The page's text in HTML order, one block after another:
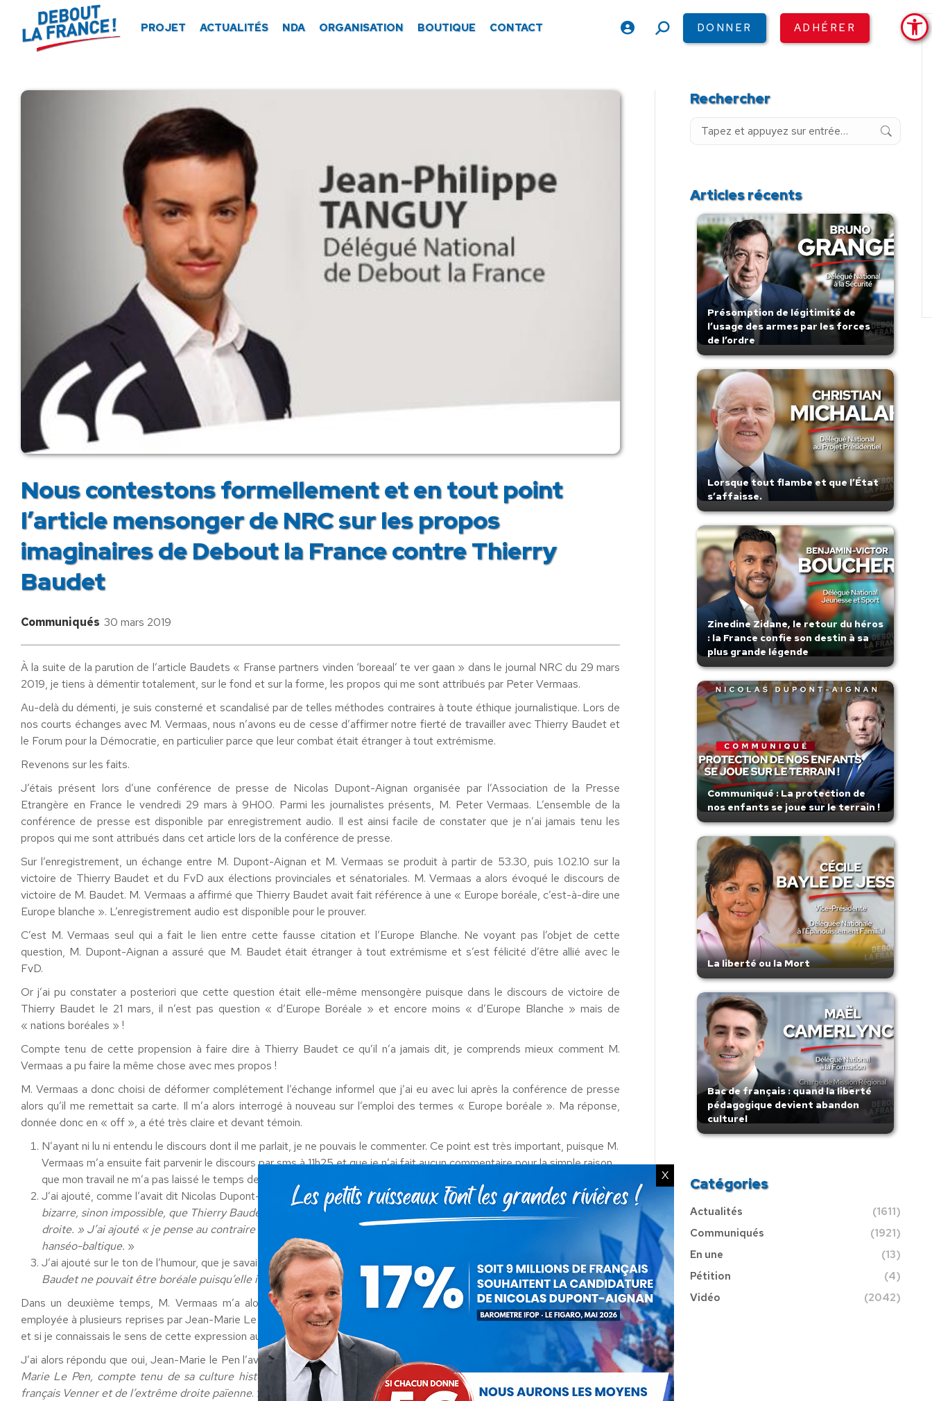
PROJET ACTUALITÉS NDA ORGANISATION BOUTIQUE CONTACT
RechercheDONNER ADHÉRER
Nous contestons formellement et en tout point
l’article mensonger de NRC sur les propos
imaginaires de Debout la France contre Thierry
Baudet
Communiqués 30 mars 2019
À la suite de la parution de l’article Baudets « Franse partners vinden ‘boreaal’ te ver gaan » dans le journal NRC du 29 mars
2019, je tiens à démentir totalement, sur le fond et sur la forme, les propos qui me sont attribués par Peter Vermaas.
Au-delà du démenti, je suis consterné et scandalisé par de telles méthodes contraires à toute éthique journalistique. Lors de
nos courts échanges avec M. Vermaas, nous n’avons eu de cesse d’affirmer notre fierté de travailler avec Thierry Baudet et
le Forum pour la Démocratie, en particulier parce que leur combat était étranger à tout extrémisme.
Revenons sur les faits.
J’étais présent lors d’une conférence de presse de Nicolas Dupont-Aignan organisée par l’Association de la Presse
Etrangère en France le vendredi 29 mars à 9H00. Parmi les journalistes présents, M. Peter Vermaas. L’ensemble de la
conférence de presse est disponible par enregistrement audio. Il est ainsi facile de constater que je n’ai jamais tenu les
propos qui me sont attribués dans cet article lors de la conférence de presse.
Sur l’enregistrement, un échange entre M. Dupont-Aignan et M. Vermaas se produit à partir de 53.30, puis 1.02.10 sur la
victoire de Thierry Baudet et du FvD aux élections provinciales et sénatoriales. M. Vermaas a alors évoqué le discours de
victoire de M. Baudet. M. Vermaas a affirmé que Thierry Baudet avait fait référence à une « Europe boréale, c’est-à-dire une
Europe blanche ». L’enregistrement audio est disponible pour le prouver.
C’est M. Vermaas seul qui a fait le lien entre cette fausse citation et l’Europe Blanche. Ne voyant pas l’objet de cette
question, M. Dupont-Aignan a assuré que M. Baudet était étranger à tout extrémisme et s’est félicité d’être allié avec le
FvD.
Or j’ai pu constater a posteriori que cette question était elle-même mensongère puisque dans le discours de victoire de
Thierry Baudet le 21 mars, il n’est pas question « d’Europe Boréale » et encore moins « d’Europe Blanche » mais de
« nations boréales » !
Compte tenu de cette propension à faire dire à Thierry Baudet ce qu’il n’a jamais dit, je comprends mieux comment M.
Vermaas a pu faire la même chose avec mes propos !
M. Vermaas a donc choisi de déformer complétement l’échange informel que j’ai eu avec lui après la conférence de presse
alors qu’il me remettait sa carte. Il m’a alors interrogé à nouveau sur l’emploi des termes « Europe boréale ». Ma réponse,
donnée donc en « off », a été très claire et devant témoin.
N’ayant ni lu ni entendu le discours dont il me parlait, je ne pouvais le commenter. Ce point est très important, puisque M.
Vermaas m’a ensuite fait parvenir le discours par sms à 11h25 et que je n’ai fait aucun commentaire pour la simple raison
que mon travail ne m’a pas laissé le temps de le lire.
J’ai ajouté, comme l’avait dit Nicolas Dupont-Aignan lors de la conférence de presse, qu’il était à mes yeux « très
bizarre, sinon impossible, que Thierry Baudet utilise les mots « Europe boréale » comme une référence à l’extrême-
droite. » J’ai ajouté « je pense au contraire qu’il devait sans doute parler de l’Europe du Nord ou de l’Europe
hanséo-baltique. »
J’ai ajouté sur le ton de l’humour, que je savais que« le projet d’Europe des Nations que nous défendions avec Thierry
Baudet ne pouvait être boréale puisqu’elle incluait les latins et les Grecs. »
Dans un deuxième temps, M. Vermaas m’a alors demandé si je savais que l’expression « Europe Boréale » avait été
employée à plusieurs reprises par Jean-Marie Le Pen, ancien président du Front National avec lequel DLF n’a jamais travaillé
et si je connaissais le sens de cette expression au sein de l’extrême droite en France.
J’ai alors répondu que oui, Jean-Marie le Pen l’avait employé dans ses innombrables provocations. J’ai précisé que «Jean-
Marie Le Pen, compte tenu de sa culture historique française, savait très bien qu’il faisait référence aux théories du
français Venner et de l’extrême droite païenne. »
Rechercher
Recherche
Articles récents
Présomption de légitimité de
l’usage des armes par les forces
de l’ordre
Lorsque tout flambe et que l’État
s’affaisse.
Zinedine Zidane, le retour du héros
: la France confie son destin à sa
plus grande légende
Communiqué : La protection de
nos enfants se joue sur le terrain !
La liberté ou la Mort
Bac de français : quand la liberté
pédagogique devient abandon
culturel
Catégories
Actualités
(1611)
Communiqués
(1921)
En une
(13)
Pétition
(4)
Vidéo
(2042)
X
Panneau de gestion des cookies